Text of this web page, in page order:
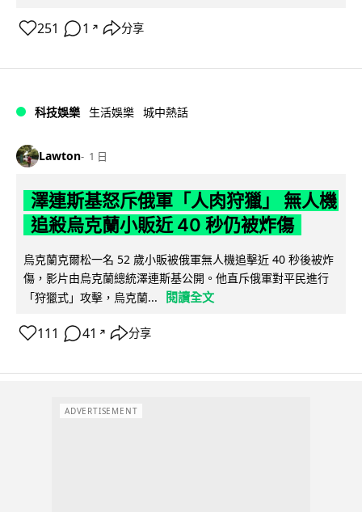
251 1 ↗ 分享
科技娛樂 生活娛樂 城中熱話
Lawton 1 日
澤連斯基怒斥俄軍「人肉狩獵」 無人機
追殺烏克蘭小販近 40 秒仍被炸傷
烏克蘭克爾松一名 52 歲小販被俄軍無人機追擊近 40 秒後被炸
傷，影片由烏克蘭總統澤連斯基公開。他直斥俄軍對平民進行
「狩獵式」攻擊，烏克蘭...
閱讀全文
111 41 ↗ 分享
ADVERTISEMENT